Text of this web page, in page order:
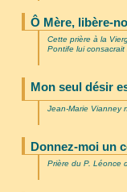
Ô Mère, libère-
Cette prière à la
Pontife lui consacrait
Mon seul désir
Jean-Marie Vianney
Donnez-moi un
Prière du P. Léonce